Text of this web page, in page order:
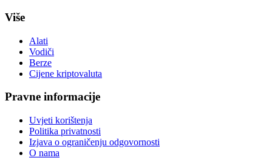
Više
Alati
Vodiči
Berze
Cijene kriptovaluta
Pravne informacije
Uvjeti korištenja
Politika privatnosti
Izjava o ograničenju odgovornosti
O nama